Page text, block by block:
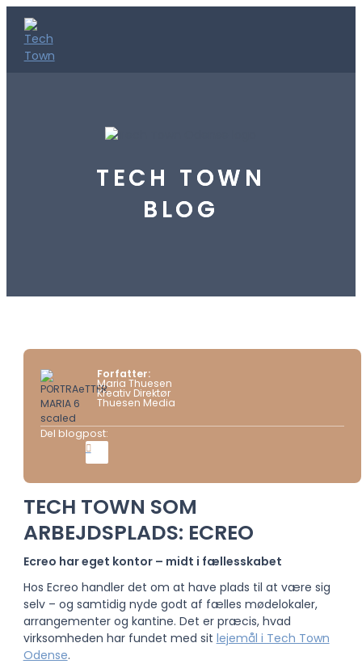
TECH TOWN
BLOG
Forfatter:
Maria Thuesen
Kreativ Direktør
Thuesen Media
Del blogpost:
TECH TOWN SOM
ARBEJDSPLADS: ECREO
Ecreo har eget kontor – midt i fællesskabet
Hos Ecreo handler det om at have plads til at være sig
selv – og samtidig nyde godt af fælles mødelokaler,
arrangementer og kantine. Det er præcis, hvad
virksomheden har fundet med sit lejemål i Tech Town
Odense.